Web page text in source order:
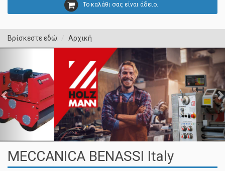
Το καλάθι σας είναι άδειο.
Βρίσκεστε εδώ: Αρχική
MECCANICA BENASSI Italy